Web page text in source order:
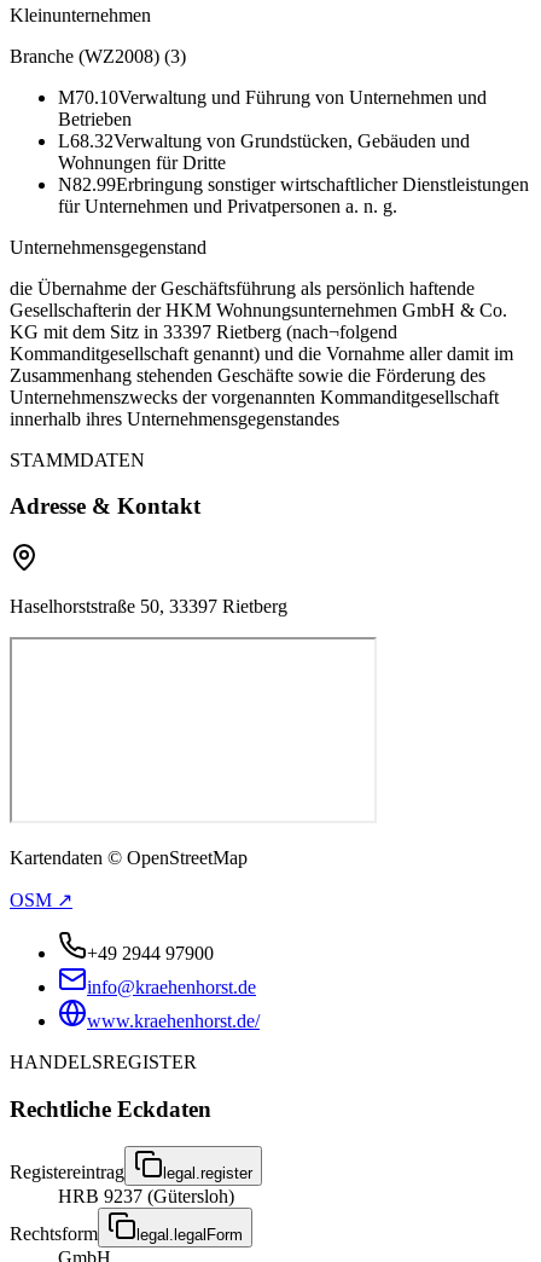
Kleinunternehmen
Branche (WZ2008) (3)
M70.10Verwaltung und Führung von Unternehmen und
Betrieben
L68.32Verwaltung von Grundstücken, Gebäuden und
Wohnungen für Dritte
N82.99Erbringung sonstiger wirtschaftlicher Dienstleistungen
für Unternehmen und Privatpersonen a. n. g.
Unternehmensgegenstand
die Übernahme der Geschäftsführung als persönlich haftende
Gesellschafterin der HKM Wohnungsunternehmen GmbH & Co.
KG mit dem Sitz in 33397 Rietberg (nach¬folgend
Kommanditgesellschaft genannt) und die Vornahme aller damit im
Zusammenhang stehenden Geschäfte sowie die Förderung des
Unternehmenszwecks der vorgenannten Kommanditgesellschaft
innerhalb ihres Unternehmensgegenstandes
STAMMDATEN
Adresse & Kontakt
Haselhorststraße 50, 33397 Rietberg
Kartendaten © OpenStreetMap
OSM ↗
+49 2944 97900
info@kraehenhorst.de
www.kraehenhorst.de/
HANDELSREGISTER
Rechtliche Eckdaten
Registereintrag legal.register
HRB 9237 (Gütersloh)
Rechtsform
legal.legalForm
GmbH